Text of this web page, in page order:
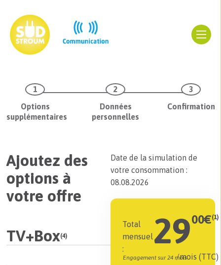
Options
supplémentaires
Données
personnelles
Confirmation
Ajoutez des
options à
votre offre
TV+Box(4)
Date de la simulation de
votre consommation :
08.08.2026
Total
mensuel
:
Engagement sur 24 mois
2900€(1)
/mois (TTC)